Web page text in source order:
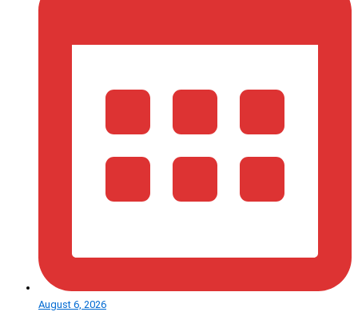
August 6, 2026